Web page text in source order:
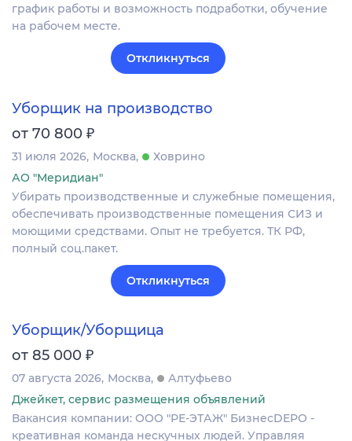
график работы и возможность подработки, обучение
на рабочем месте.
Откликнуться
Уборщик на производство
от 70 800 ₽
31 июля 2026 Москва
Ховрино
АО "Меридиан"
Убирать производственные и служебные помещения,
обеспечивать производственные помещения СИЗ и
моющими средствами. Опыт не требуется. ТК РФ,
полный соц.пакет.
Откликнуться
Уборщик/Уборщица
от 85 000 ₽
07 августа 2026 Москва
Алтуфьево
Джейкет, сервис размещения объявлений
Вакансия компании: ООО "РЕ-ЭТАЖ" БизнесDEPO -
креативная команда нескучных людей. Управляя